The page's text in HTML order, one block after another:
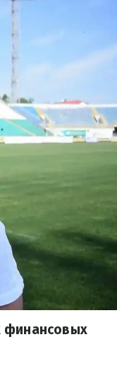
финансовых